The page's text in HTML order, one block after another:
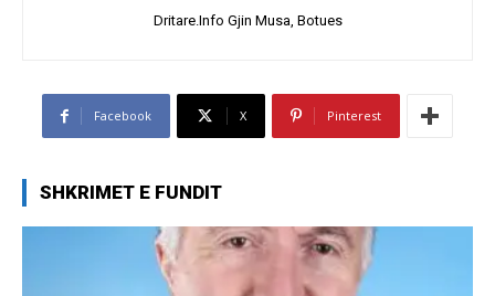
Dritare.Info Gjin Musa, Botues
Facebook X Pinterest
SHKRIMET E FUNDIT